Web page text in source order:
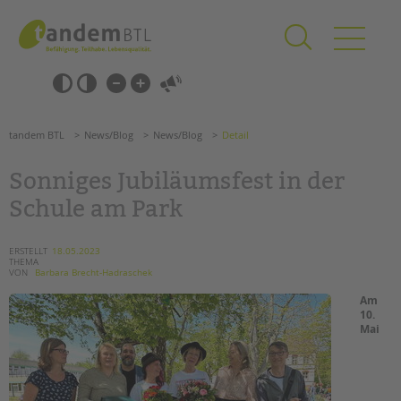
springen
Barrierefrei-
Einstellungen
überspringen
überspringen
SCHULE & GANZTAG
Oberschulen
Förderzentren
EFöB
Schulbezogene Sozialarbeit
Tagesgruppen
HILFEN ZUR ERZIEHUNG
tandem BTL News/Blog News/Blog Detail
Sonniges Jubiläumsfest in der
Schule am Park
ERSTELLT 18.05.2023
THEMA
VON
Barbara Brecht-Hadraschek
Am
10.
Mai